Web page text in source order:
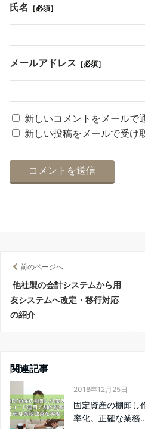
氏名 ［必須］
メールアドレス ［必須］
新しいコメントをメールで
新しい投稿をメールで受け
前のページへ
他社製の会計システムから用
友システムへ改定・移行対応
の紹介
関連記事
2018年12月25日
固定資産の棚卸し
率化。正確な業務